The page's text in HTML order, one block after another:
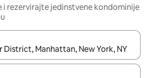
i rezervirajte jedinstvene kondominije
dostupni rezultati, moći ćete ih pregledati